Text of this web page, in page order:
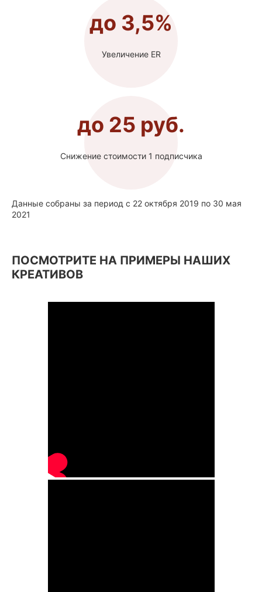
до 3,5%
Увеличение ER
до 25 руб.
Снижение стоимости 1 подписчика
Данные собраны за период с 22 октября 2019 по 30 мая
2021
ПОСМОТРИТЕ НА ПРИМЕРЫ НАШИХ
КРЕАТИВОВ